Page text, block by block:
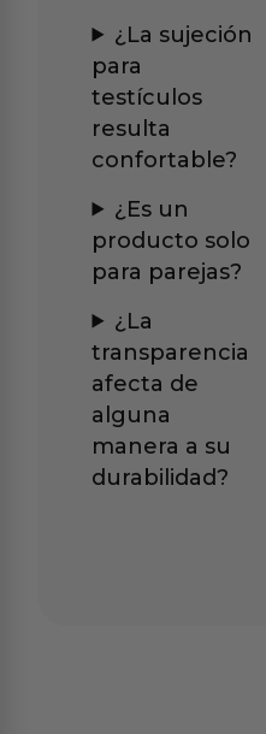
¿La sujeción
para
testículos
resulta
confortable?
¿Es un
producto solo
para parejas?
¿La
transparencia
afecta de
alguna
manera a su
durabilidad?